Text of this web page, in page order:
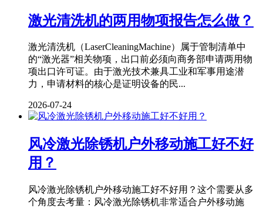
激光清洗机的两用物项报告怎么做？
激光清洗机（LaserCleaningMachine）属于管制清单中
的“激光器”相关物项，出口前必须向商务部申请两用物
项出口许可证。由于激光技术兼具工业和军事用途潜
力，申请材料的核心是证明设备的民...
2026-07-24
风冷激光除锈机户外移动施工好不好
用？
风冷激光除锈机户外移动施工好不好用？这个需要从多
个角度去考量：风冷激光除锈机非常适合户外移动施